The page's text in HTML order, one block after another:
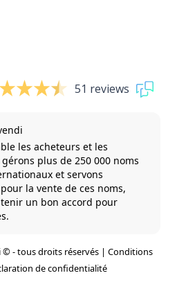
51 reviews
les acheteurs et les
plus de 250 000 noms
et servons
la vente de ces noms,
un bon accord pour
- tous droits réservés | Conditions
de confidentialité